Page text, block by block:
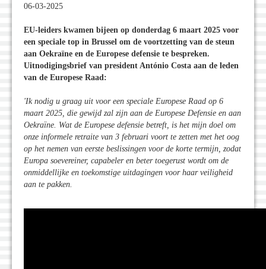
06-03-2025
EU-leiders kwamen bijeen op donderdag 6 maart 2025 voor
een speciale top in Brussel om de voortzetting van de steun
aan Oekraïne en de Europese defensie te bespreken.
Uitnodigingsbrief van president António Costa aan de leden
van de Europese Raad:
'Ik nodig u graag uit voor een speciale Europese Raad op 6
maart 2025, die gewijd zal zijn aan de Europese Defensie en aan
Oekraïne. Wat de Europese defensie betreft, is het mijn doel om
onze informele retraite van 3 februari voort te zetten met het oog
op het nemen van eerste beslissingen voor de korte termijn, zodat
Europa soevereiner, capabeler en beter toegerust wordt om de
onmiddellijke en toekomstige uitdagingen voor haar veiligheid
aan te pakken.